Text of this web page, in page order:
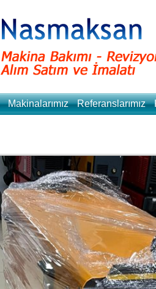
Makinalarımız Referanslarımız